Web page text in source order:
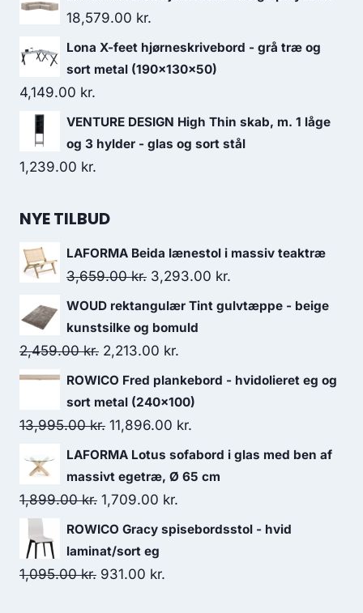
18,579.00 kr.
Lona X-feet hjørneskrivebord - grå træ og
sort metal (190x130x50)
4,149.00 kr.
VENTURE DESIGN High Thin skab, m. 1 låge
og 3 hylder - glas og sort stål
1,239.00 kr.
NYE TILBUD
LAFORMA Beida lænestol i massiv teaktræ
3,659.00kr. 3,293.00 kr.
WOUD rektangulær Tint gulvtæppe - beige
kunstsilke og bomuld
2,459.00kr. 2,213.00 kr.
ROWICO Fred plankebord - hvidolieret eg og
sort metal (240x100)
13,995.00kr. 11,896.00 kr.
LAFORMA Lotus sofabord i glas med ben af
massivt egetræ, Ø 65 cm
1,899.00kr. 1,709.00 kr.
ROWICO Gracy spisebordsstol - hvid
laminat/sort eg
1,095.00kr. 931.00 kr.